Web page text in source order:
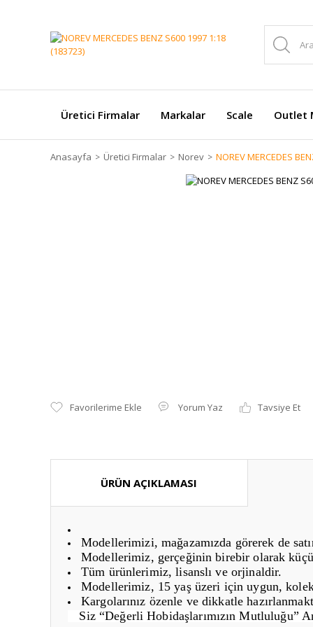
Üretici Firmalar Markalar Scale Outlet
Anasayfa Üretici Firmalar Norev NOREV MERCEDES
Yorum Yaz Tavsiye Et
ÜRÜN AÇIKLAMASI
Modellerimizi, mağazamızda görerek de
Modellerimiz, gerçeğinin birebir olarak
Tüm ürünlerimiz, lisanslı ve orjinaldir.
Modellerimiz, 15 yaş üzeri için uygun,
Kargolarınız özenle ve dikkatle
Siz “Değerli Hobidaşlarımızın Mutluluğu”